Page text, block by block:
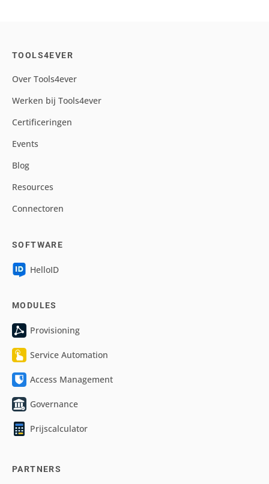
TOOLS4EVER
Over Tools4ever
Werken bij Tools4ever
Certificeringen
Events
Blog
Resources
Connectoren
SOFTWARE
HelloID
MODULES
Provisioning
Service Automation
Access Management
Governance
Prijscalculator
PARTNERS